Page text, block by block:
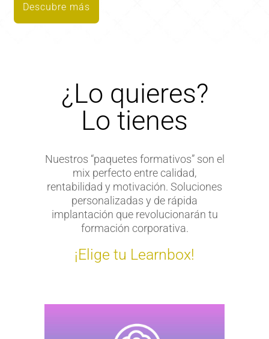
Descubre más
¿Lo quieres?
Lo tienes
Nuestros “paquetes formativos” son el
mix perfecto entre calidad,
rentabilidad y motivación. Soluciones
personalizadas y de rápida
implantación que revolucionarán tu
formación corporativa.
¡Elige tu Learnbox!